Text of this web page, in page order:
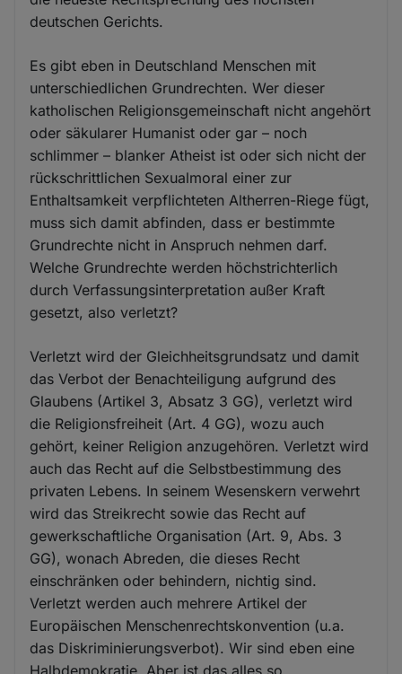
deutschen Gerichts.
Es gibt eben in Deutschland Menschen mit
unterschiedlichen Grundrechten. Wer dieser
katholischen Religionsgemeinschaft nicht angehört
oder säkularer Humanist oder gar – noch
schlimmer – blanker Atheist ist oder sich nicht der
rückschrittlichen Sexualmoral einer zur
Enthaltsamkeit verpflichteten Altherren-Riege fügt,
muss sich damit abfinden, dass er bestimmte
Grundrechte nicht in Anspruch nehmen darf.
Welche Grundrechte werden höchstrichterlich
durch Verfassungsinterpretation außer Kraft
gesetzt, also verletzt?
Verletzt wird der Gleichheitsgrundsatz und damit
das Verbot der Benachteiligung aufgrund des
Glaubens (Artikel 3, Absatz 3 GG), verletzt wird
die Religionsfreiheit (Art. 4 GG), wozu auch
gehört, keiner Religion anzugehören. Verletzt wird
auch das Recht auf die Selbstbestimmung des
privaten Lebens. In seinem Wesenskern verwehrt
wird das Streikrecht sowie das Recht auf
gewerkschaftliche Organisation (Art. 9, Abs. 3
GG), wonach Abreden, die dieses Recht
einschränken oder behindern, nichtig sind.
Verletzt werden auch mehrere Artikel der
Europäischen Menschenrechtskonvention (u.a.
das Diskriminierungsverbot). Wir sind eben eine
Halbdemokratie. Aber ist das alles so